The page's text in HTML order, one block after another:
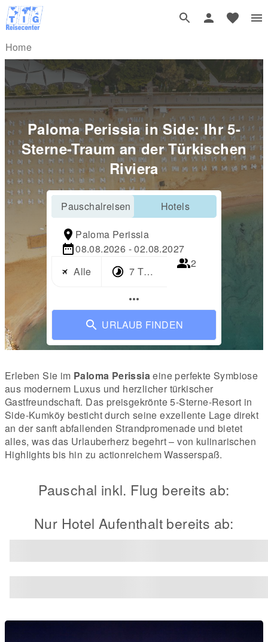
Home
Paloma Perissia in Side: Ihr 5-
Sterne-Traum an der Türkischen
Riviera
Pauschalreisen Hotels
Paloma Perissia
08.08.2026 - 02.08.2027
Alle
7 Tage
2
more_horiz
URLAUB FINDEN
Erleben Sie im Paloma Perissiaeine perfekte Symbiose
aus modernem Luxus und herzlicher türkischer
Gastfreundschaft. Das preisgekrönte 5-Sterne-Resort in
Side-Kumköy besticht durch seine exzellente Lage direkt
an der sanft abfallenden Strandpromenade und bietet
alles, was das Urlauberherz begehrt – von kulinarischen
Highlights bis hin zu actionreichem Wasserspaß.
Pauschal inkl. Flug bereits ab:
Nur Hotel Aufenthalt bereits ab: